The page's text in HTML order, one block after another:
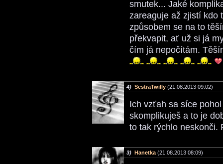
smutek... Jaké
zareaguje až zjistí kdo
způsobem se na to
překvapit, ať už si já
čím já nepočítám.
4) SestraTwilly (21.08.2013 09:02)
Ich vzťah sa síce
skomplikuješ a to je
to tak rýchlo neskonči.
3) Hanetka (21.08.2013 08:09)